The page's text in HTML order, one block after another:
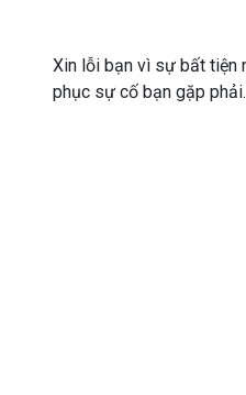
Xin lỗi bạn vì sự bất tiện
phục sự cố bạn gặp